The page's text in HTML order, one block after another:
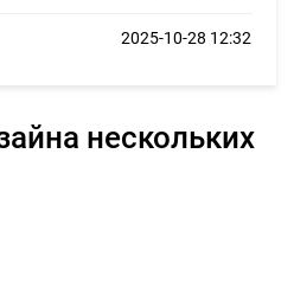
2025-10-28 12:32